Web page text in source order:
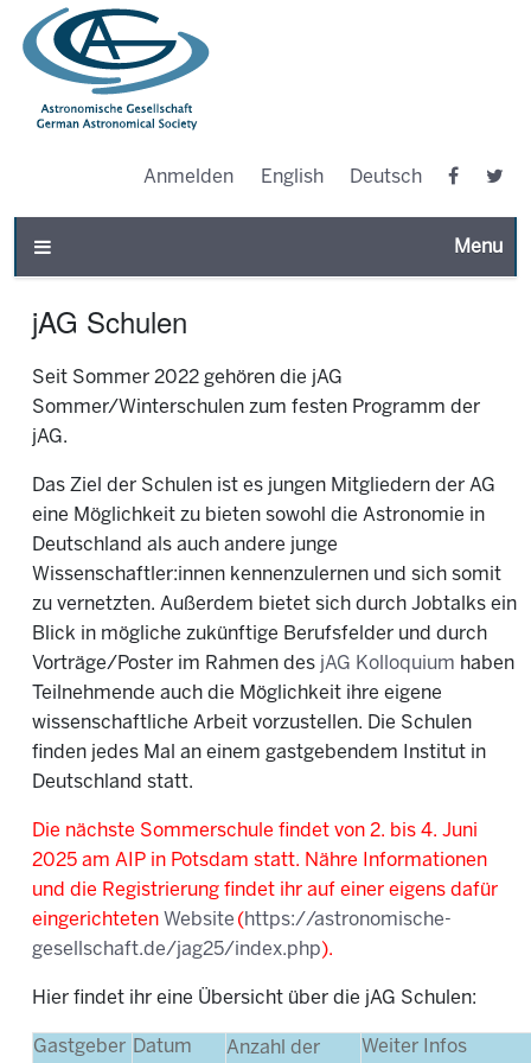
Anmelden English Deutsch
Toggle
jAG Schulen
Seit Sommer 2022 gehören die jAG
Sommer/Winterschulen zum festen Programm der
jAG.
Das Ziel der Schulen ist es jungen Mitgliedern der AG
eine Möglichkeit zu bieten sowohl die Astronomie in
Deutschland als auch andere junge
Wissenschaftler:innen kennenzulernen und sich somit
zu vernetzten. Außerdem bietet sich durch Jobtalks ein
Blick in mögliche zukünftige Berufsfelder und durch
Vorträge/Poster im Rahmen des jAG Kolloquium haben
Teilnehmende auch die Möglichkeit ihre eigene
wissenschaftliche Arbeit vorzustellen. Die Schulen
finden jedes Mal an einem gastgebendem Institut in
Deutschland statt.
Die nächste Sommerschule findet von 2. bis 4. Juni
2025 am AIP in Potsdam statt. Nähre Informationen
und die Registrierung findet ihr auf einer eigens dafür
eingerichteten Website ( https://astronomische-
gesellschaft.de/jag25/index.php ).
Hier findet ihr eine Übersicht über die jAG Schulen:
Gastgeber Datum Anzahl der Weiter Infos